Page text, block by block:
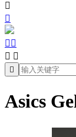


 
 

Asics